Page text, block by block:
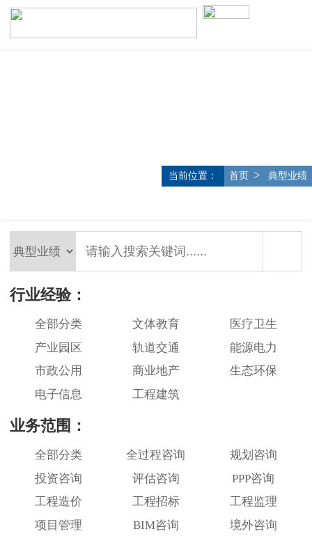
当前位置： 首页 > 典型业绩
行业经验：
全部分类 文体教育
医疗卫生
产业园区
轨道交通
能源电力
市政公用
商业地产
生态环保
电子信息
工程建筑
业务范围：
全部分类 全过程咨询
规划咨询
投资咨询
评估咨询
PPP咨询
工程造价
工程招标
工程监理
项目管理
BIM咨询 境外咨询